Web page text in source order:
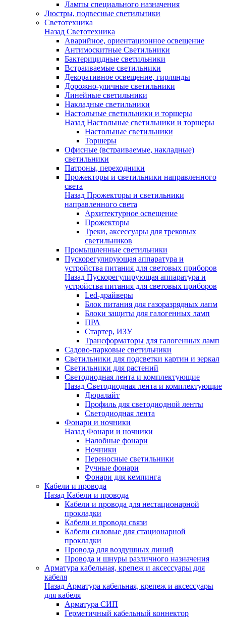
Лампы специального назначения
Люстры, подвесные светильники
Светотехника
Назад Светотехника
Аварийное, ориентационное освещение
Антимоскитные Светильники
Бактерицидные светильники
Встраиваемые светильники
Декоративное освещение, гирлянды
Дорожно-уличные светильники
Линейные светильники
Накладные светильники
Настольные светильники и торшеры
Назад Настольные светильники и торшеры
Настольные светильники
Торшеры
Офисные (встраиваемые, накладные)
светильники
Патроны, переходники
Прожекторы и светильники направленного
света
Назад Прожекторы и светильники
направленного света
Архитектурное освещение
Прожекторы
Треки, аксессуары для трековых
светильников
Промышленные светильники
Пускорегулирующая аппаратура и
устройства питания для световых приборов
Назад Пускорегулирующая аппаратура и
устройства питания для световых приборов
Led-драйверы
Блок питания для газоразрядных лапм
Блоки защиты для галогенных ламп
ПРА
Стартер, ИЗУ
Трансформаторы для галогенных ламп
Садово-парковые светильники
Светильники для подсветки картин и зеркал
Светильники для растений
Светодиодная лента и комплектующие
Назад Светодиодная лента и комплектующие
Дюралайт
Профиль для светодиодной ленты
Светодиодная лента
Фонари и ночники
Назад Фонари и ночники
Налобные фонари
Ночники
Переносные светильники
Ручные фонари
Фонари для кемпинга
Кабели и провода
Назад Кабели и провода
Кабели и провода для нестационарной
прокладки
Кабели и провода связи
Кабели силовые для стационарной
прокладки
Провода для воздушных линий
Провода и шнуры различного назначения
Арматура кабельная, крепеж и аксессуары для
кабеля
Назад Арматура кабельная, крепеж и аксессуары
для кабеля
Арматура СИП
Герметичный кабельный коннектор